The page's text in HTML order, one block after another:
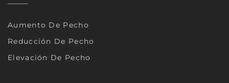
Aumento De Pecho
Reducción De Pecho
Elevación De Pecho